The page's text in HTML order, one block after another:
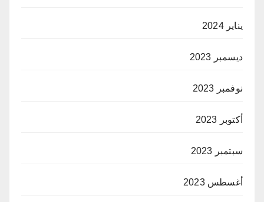
يناير 2024
ديسمبر 2023
نوفمبر 2023
أكتوبر 2023
سبتمبر 2023
أغسطس 2023